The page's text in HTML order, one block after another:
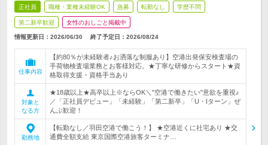
正社員 職種・業種未経験OK 急募 転勤なし 学歴不問
第二新卒歓迎 女性のおしごと掲載中
情報更新日：2026/06/30 終了予定日： 2026/08/24
仕事内容
【約80％が未経験者♪お洒落な制服あり】空港出発保安検査場の
手荷物検査場業務とお客様対応。★丁寧な研修からスタート★資
格取得支援・資格手当あり
対象と
なる方
★18歳以上★高卒以上※ならOK＼"空港で働きたい"意欲を重視♪
／「正社員デビュー」「未経験」「第二新卒」「U・Iターン」ぜ
んぶ歓迎！
勤務地
【転勤なし／羽田空港で働こう！】 ★空港近くに社宅あり ★交
通費全額支給 東京国際空港旅客ターミナ…